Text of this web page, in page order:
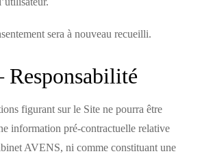
sera à nouveau recueilli.
figurant sur le Site ne pourra être
information pré-contractuelle relative
AVENS, ni comme constituant une